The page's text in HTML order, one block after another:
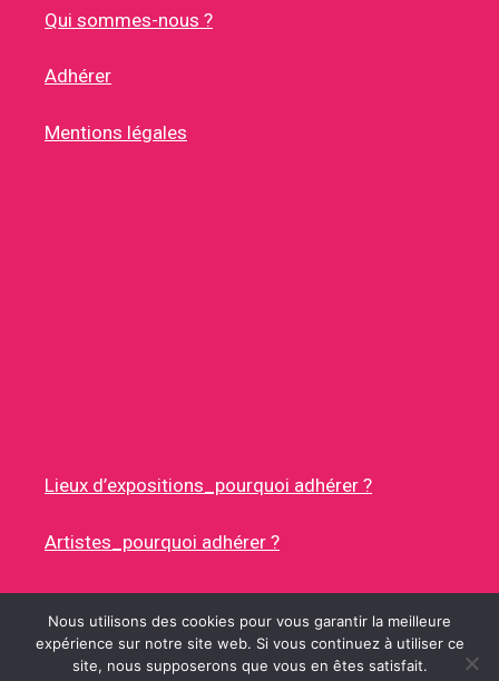
Qui sommes-nous ?
Adhérer
Mentions légales
Lieux d’expositions_pourquoi adhérer ?
Artistes_pourquoi adhérer ?
© 2026 RUES DES ARTISTES• CONSTRUIT AVEC
Nous utilisons des cookies pour vous garantir la meilleure
expérience sur notre site web. Si vous continuez à utiliser ce
site, nous supposerons que vous en êtes satisfait.